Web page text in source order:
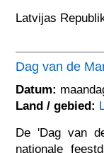
Latvijas
Dag van de
Datum:
Land / gebied:
De 'Dag van
nationale